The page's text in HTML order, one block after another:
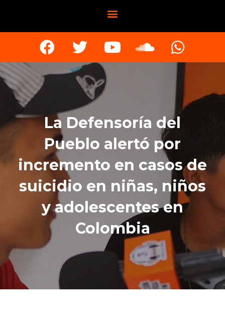
La Defensoría del
Pueblo alertó por
incremento en casos de
suicidio en niñas, niños
y adolescentes en
Colombia